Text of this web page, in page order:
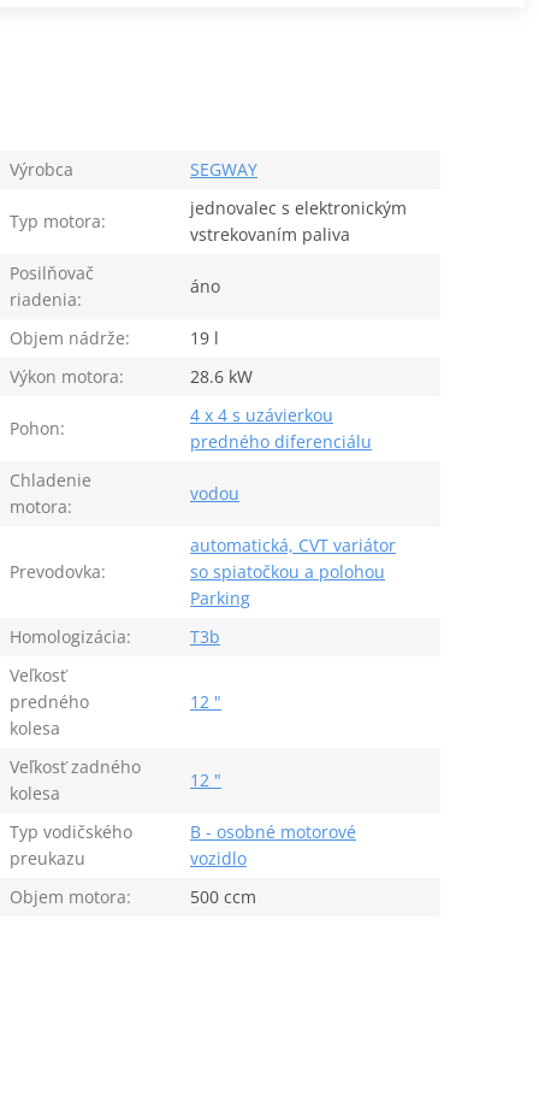
Výrobca SEGWAY
Typ motora:
jednovalec s elektronickým
vstrekovaním paliva
Posilňovač
riadenia:
áno
Objem nádrže:
19 l
Výkon motora:
28.6 kW
Pohon:
4 x 4 s uzávierkou
predného diferenciálu
Chladenie
motora:
vodou
Prevodovka:
automatická, CVT variátor
so spiatočkou a polohou
Parking
Homologizácia:
T3b
Veľkosť
predného
kolesa
12 "
Veľkosť zadného
kolesa
12 "
Typ vodičského
preukazu
B - osobné motorové
vozidlo
Objem motora:
500 ccm